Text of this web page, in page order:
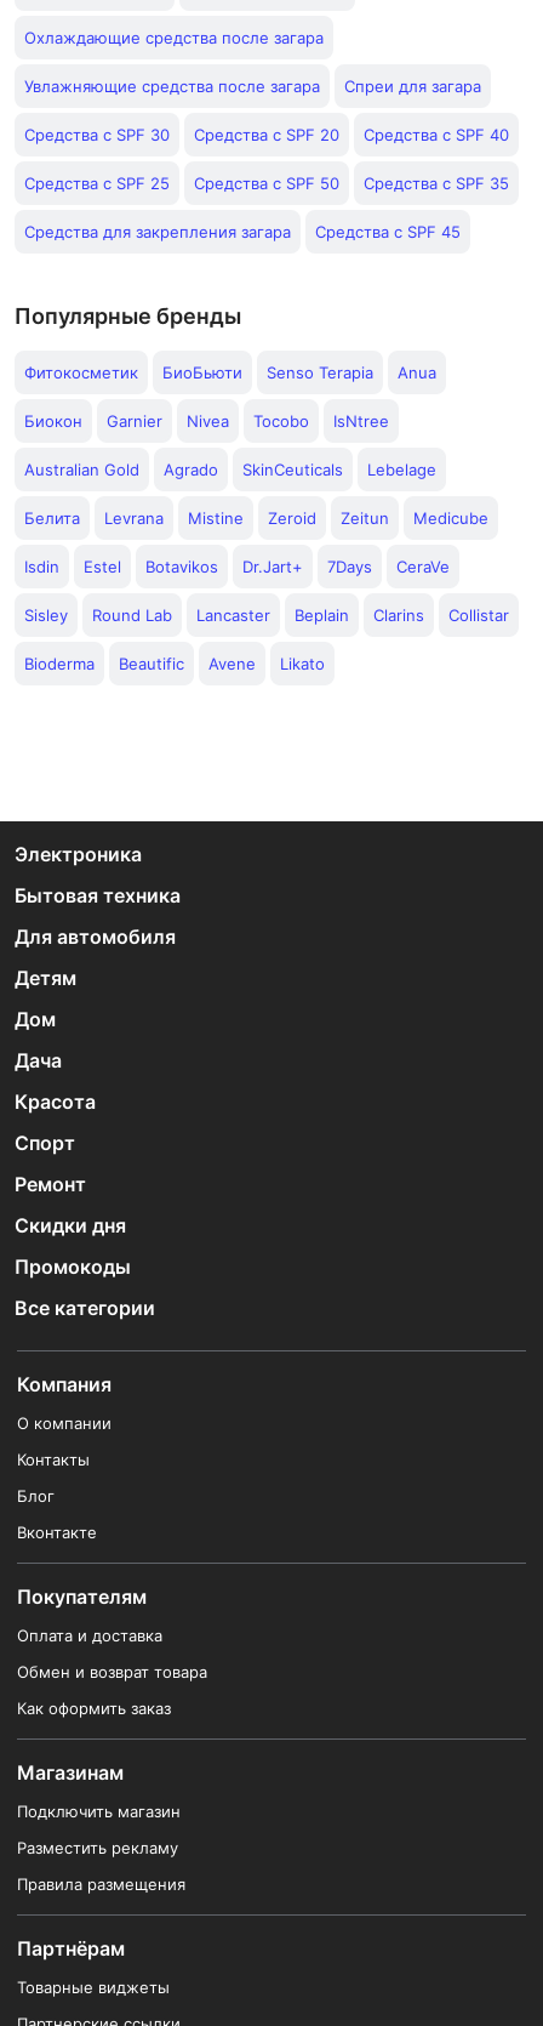
Охлаждающие средства после загара
Увлажняющие средства после загара Спреи для загара
Средства с SPF 30 Средства с SPF 20 Средства с SPF 40
Средства с SPF 25 Средства с SPF 50 Средства с SPF 35
Средства для закрепления загара Средства с SPF 45
Популярные бренды
Фитокосметик БиоБьюти Senso Terapia Anua
Биокон Garnier Nivea Tocobo IsNtree
Australian Gold Agrado SkinCeuticals Lebelage
Белита Levrana Mistine Zeroid Zeitun Medicube
Isdin Estel Botavikos Dr.Jart+ 7Days CeraVe
Sisley Round Lab Lancaster Beplain Clarins Collistar
Bioderma Beautific Avene Likato
Электроника
Бытовая техника
Для автомобиля
Детям
Дом
Дача
Красота
Спорт
Ремонт
Скидки дня
Промокоды
Все категории
Компания
О компании
Контакты
Блог
Вконтакте
Покупателям
Оплата и доставка
Обмен и возврат товара
Как оформить заказ
Магазинам
Подключить магазин
Разместить рекламу
Правила размещения
Партнёрам
Товарные виджеты